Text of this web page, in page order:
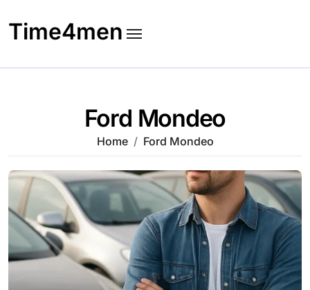
to
content
Time4men
Ford Mondeo
Home Ford Mondeo